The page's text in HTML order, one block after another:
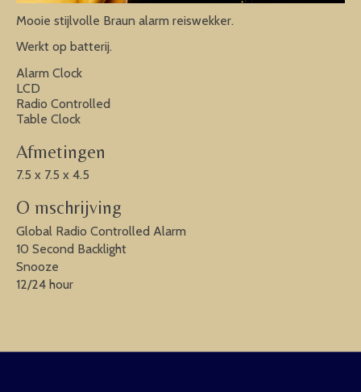
Mooie stijlvolle Braun alarm reiswekker.
Werkt op batterij.
Alarm Clock
LCD
Radio Controlled
Table Clock
Afmetingen
7.5 x 7.5 x 4.5
O mschrijving
Global Radio Controlled Alarm
10 Second Backlight
Snooze
12/24 hour